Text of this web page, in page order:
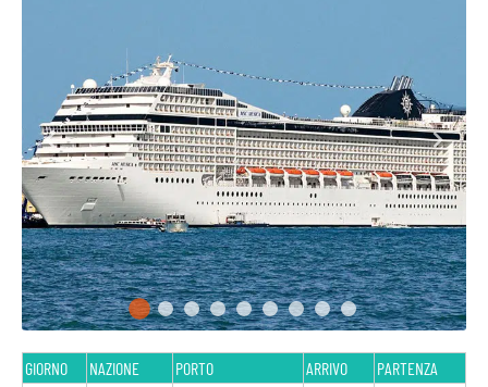
GIORNO NAZIONE PORTO ARRIVO PARTENZA